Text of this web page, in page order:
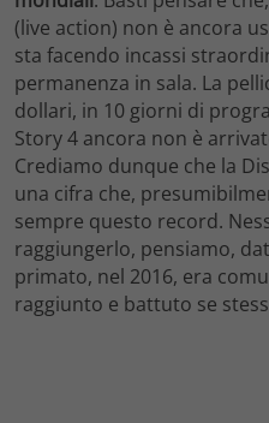
(live action) non è ancora
sta facendo incassi
permanenza in sala. La
dollari, in 10 giorni di
Story 4 ancora non è
Crediamo dunque che la
una cifra che,
sempre questo record.
raggiungerlo, pensiamo,
primato, nel 2016, era
raggiunto e battuto se